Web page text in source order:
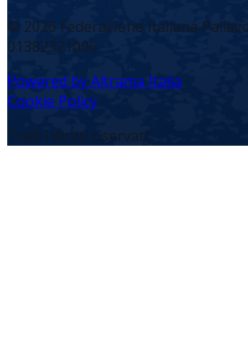
© 2026 Federazione Italiana
01382321006
Powered by Altrama Italia
Cookie Policy
Tutti i diritti riservati